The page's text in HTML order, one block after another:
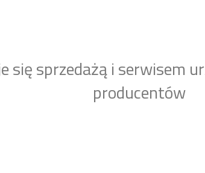
się sprzedażą i serwisem
producentów